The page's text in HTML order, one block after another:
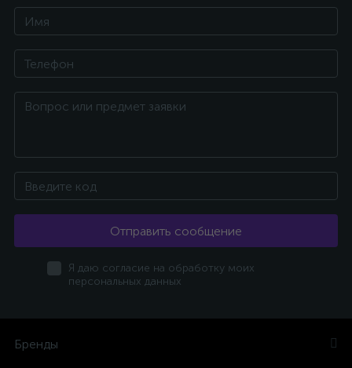
Отправить сообщение
Я даю согласие на обработку моих
персональных данных
Бренды